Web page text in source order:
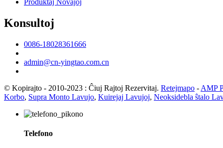
Produktaj Novaĵoj
Konsultoj
0086-18028361666
admin@cn-yingtao.com.cn
© Kopirajto - 2010-2023 : Ĉiuj Rajtoj Rezervitaj. Retejmapo - AMP
Korbo, Supra Monto Lavujo, Kuirejaj Lavujoj, Neoksidebla ŝtalo
Telefono